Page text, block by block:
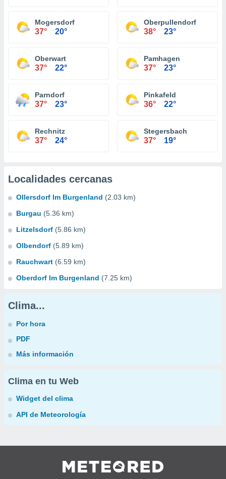
Mogersdorf
37° 20°
Oberpullendorf
38° 23°
Oberwart
37° 22°
Pamhagen
37° 23°
Parndorf
37° 23°
Pinkafeld
36° 22°
Rechnitz
37° 24°
Stegersbach
37° 19°
Localidades cercanas
Ollersdorf Im Burgenland (2.03 km)
Burgau (5.36 km)
Litzelsdorf (5.86 km)
Olbendorf (5.89 km)
Rauchwart (6.59 km)
Oberdorf Im Burgenland (7.25 km)
Clima...
Por hora
PDF
Más información
Clima en tu Web
Widget del clima
API de Meteorología